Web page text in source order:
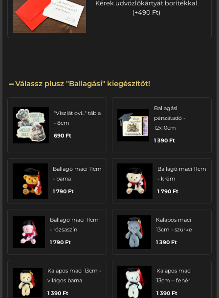
Kérek üdvözlőkártyát borítékkal
(+490 Ft)
Válassz plusz "Ballagási" kiegészítőt!
"Viszlát ovi..." tábla
- 8cm
690 Ft
Ballagási
pénzátadó -
12x10cm
1 390 Ft
Ballagó maci 11cm
- barna
1 790 Ft
Ballagó maci 11cm
- krém
1 790 Ft
Ballagó maci 11cm
- rózsaszín
1 790 Ft
Kalapos maci
13cm - szürke
1 390 Ft
Kalapos maci 13cm -
világos barna
1 390 Ft
Kalapos maci
13cm – fehér
1 390 Ft